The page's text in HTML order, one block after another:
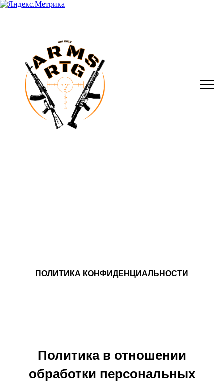
ПОЛИТИКА КОНФИДЕНЦИАЛЬНОСТИ
Политика в отношении
обработки персональных